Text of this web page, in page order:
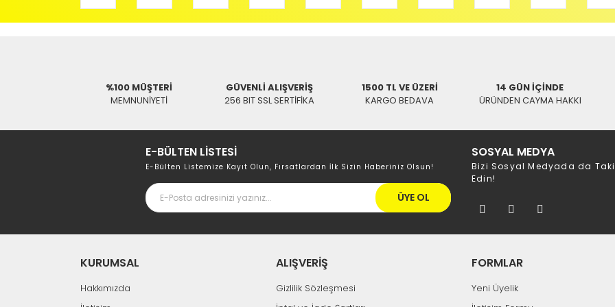
UpTech UpTech
244,03 TL
%100 MÜŞTERİ
MEMNUNİYETİ
GÜVENLİ ALIŞVERİŞ
256 BIT SSL SERTİFİKA
1500 TL VE ÜZERİ
KARGO BEDAVA
14 GÜN İÇİNDE
ÜRÜNDEN CAYMA HAKKI
E-BÜLTEN LİSTESİ
E-Bülten Listemize Kayıt Olun, Fırsatlardan İlk Sizin Haberiniz Olsun!
ÜYE OL
SOSYAL MEDYA
Bizi Sosyal Medyada da
Edin!
KURUMSAL
Hakkımızda
ALIŞVERİŞ
Gizlilik Sözleşmesi
FORMLAR
Yeni Üyelik